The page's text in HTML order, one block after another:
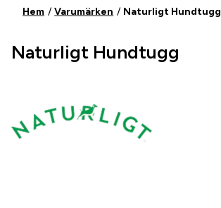
Hem Varumärken Naturligt Hundtugg
Naturligt Hundtugg